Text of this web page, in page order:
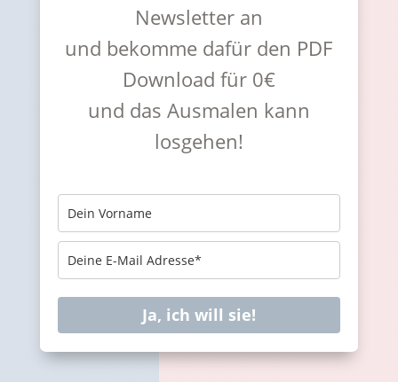
Newsletter an
und bekomme dafür den PDF
Download für 0€
und das Ausmalen kann
losgehen!
Ja, ich will sie!